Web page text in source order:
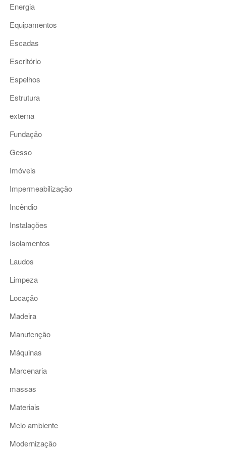
Energia
Equipamentos
Escadas
Escritório
Espelhos
Estrutura
externa
Fundação
Gesso
Imóveis
Impermeabilização
Incêndio
Instalações
Isolamentos
Laudos
Limpeza
Locação
Madeira
Manutenção
Máquinas
Marcenaria
massas
Materiais
Meio ambiente
Modernização